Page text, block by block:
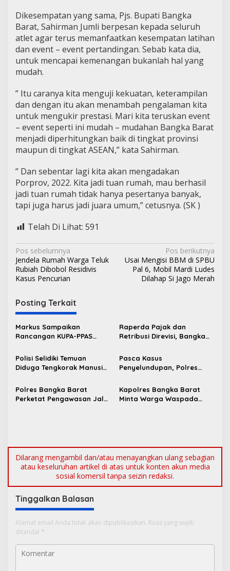
Dikesempatan yang sama, Pjs. Bupati Bangka
Barat, Sahirman Jumli berpesan kepada seluruh
atlet agar terus memanfaatkan kesempatan latihan
dan event – event pertandingan. Sebab kata dia,
untuk mencapai kemenangan bukanlah hal yang
mudah.
” Itu caranya kita menguji kekuatan, keterampilan
dan dengan itu akan menambah pengalaman kita
untuk mengukir prestasi. Mari kita teruskan event
– event seperti ini mudah – mudahan Bangka Barat
menjadi diperhitungkan baik di tingkat provinsi
maupun di tingkat ASEAN,” kata Sahirman.
” Dan sebentar lagi kita akan mengadakan
Porprov, 2022. Kita jadi tuan rumah, mau berhasil
jadi tuan rumah tidak hanya pesertanya banyak,
tapi juga harus jadi juara umum,” cetusnya. (SK )
Telah Di Lihat: 591
N
a
v
i
g
a
s
i
p
s
Pos sebelumnya
Jendela Rumah Warga Teluk
Rubiah Dibobol Residivis
Kasus Pencurian
Pos berikutnya
Usai Mengisi BBM di SPBU
Pal 6, Mobil Mardi Ludes
Dilahap Si Jago Merah
Posting Terkait
Markus Sampaikan
Rancangan KUPA-PPAS
DPRD Bangka Barat
Raperda Pajak dan
Retribusi Direvisi, Bangka
Retribusi Baru
Polisi Selidiki Temuan
Diduga Tengkorak Manusia
Pasca Kasus
Penyelundupan, Polres
Sinergi Pengamanan di
Pelabuhan Tanjung Kalian
Polres Bangka Barat
Perketat Pengawasan Jalur
Kapolres Bangka Barat
Minta Warga Waspada
Dilarang mengambil dan/atau menayangkan ulang sebagian
atau keseluruhan artikel di atas untuk konten akun media
sosial komersil tanpa seizin redaksi.
Tinggalkan Balasan
Alamat email Anda tidak akan dipublikasikan. Ruas yang wajib
ditandai *